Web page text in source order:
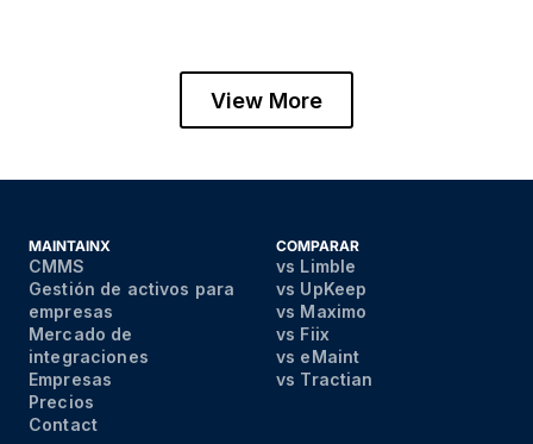
View More
MAINTAINX
CMMS
Gestión de activos para
empresas
Mercado de
integraciones
Empresas
Precios
Contact
COMPARAR
vs Limble
vs UpKeep
vs Maximo
vs Fiix
vs eMaint
vs Tractian